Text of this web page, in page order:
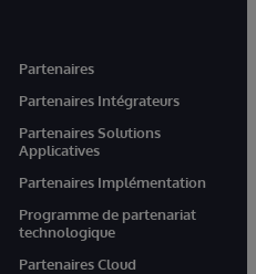
Partenaires
Partenaires Intégrateurs
Partenaires Solutions
Applicatives
Partenaires Implémentation
Programme de partenariat
technologique
Partenaires Cloud